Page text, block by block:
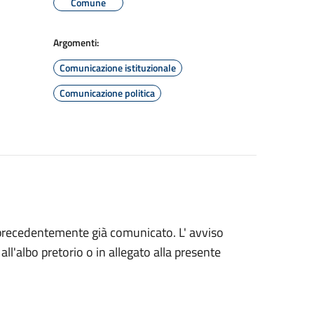
Argomenti:
Comunicazione istituzionale
Comunicazione politica
già comunicato. L' avviso
pretorio o in allegato alla presente